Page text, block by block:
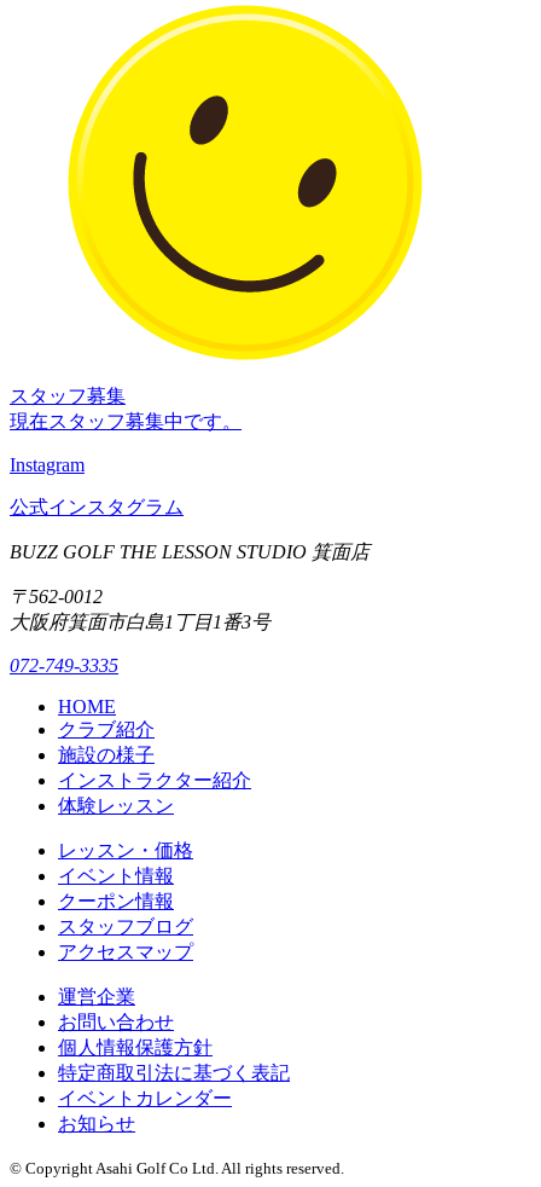
スタッフ募集
現在スタッフ募集中です。
Instagram
公式インスタグラム
BUZZ GOLF THE LESSON STUDIO 箕面店
〒562-0012
大阪府箕面市白島1丁目1番3号
072-749-3335
HOME
クラブ紹介
施設の様子
インストラクター紹介
体験レッスン
レッスン・価格
イベント情報
クーポン情報
スタッフブログ
アクセスマップ
運営企業
お問い合わせ
個人情報保護方針
特定商取引法に基づく表記
イベントカレンダー
お知らせ
© Copyright Asahi Golf Co Ltd. All rights reserved.